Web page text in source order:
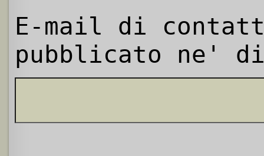
E-mail di
pubblicato ne'